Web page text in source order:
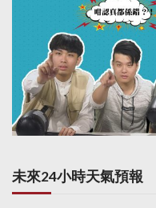
未來24小時天氣預報